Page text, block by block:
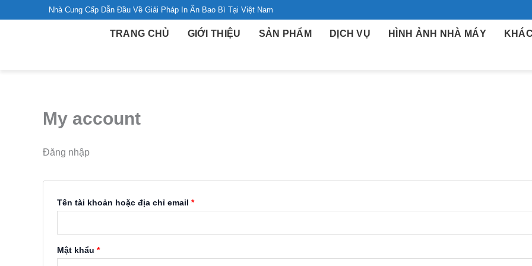
Nhà Cung Cấp Dẫn Đầu Về Giải Pháp In Ấn Bao Bì Tại Việt Nam
TRANG CHỦ GIỚI THIỆU SẢN PHẨM DỊCH VỤ HÌNH ẢNH NHÀ MÁY
My account
Đăng nhập
Tên tài khoản hoặc địa chỉ email *
Bắt
Mật khẩu *
Bắt